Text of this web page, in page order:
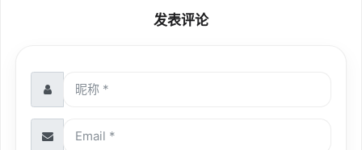
发表评论